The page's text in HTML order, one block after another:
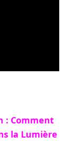
: Comment
la Lumière